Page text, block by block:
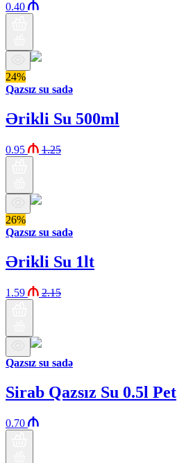
0.40
24%
Qazsız su sadə
Ərikli Su 500ml
0.95 1.25
26%
Qazsız su sadə
Ərikli Su 1lt
1.59 2.15
Qazsız su sadə
Sirab Qazsız Su 0.5l Pet
0.70